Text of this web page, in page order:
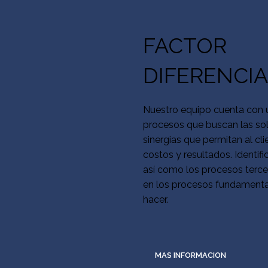
FACTOR
Nuestro equipo cuenta con
procesos que buscan las
sinergias que permitan al
costos y resultados.
así como los procesos
en los procesos
hacer.
MAS INFORMACION